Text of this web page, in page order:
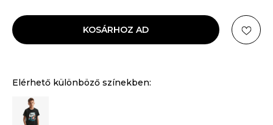
KOSÁRHOZ AD
Elérhető különböző színekben: